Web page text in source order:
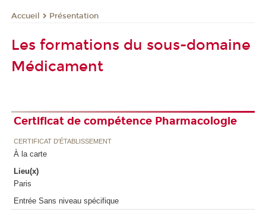
Accueil Présentation
Les formations du sous-domaine
Médicament
Certificat de compétence Pharmacologie
CERTIFICAT D'ÉTABLISSEMENT
À la carte
Lieu(x)
Paris
Entrée Sans niveau spécifique